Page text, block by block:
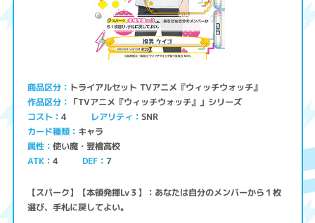
商品区分 トライアルセット TVアニメ『ウィッチウォッチ』
作品区分 「TVアニメ『ウィッチウォッチ』」シリーズ
コスト 4 レアリティ SNR
カード種類 キャラ
属性 使い魔・翌檜高校
ATK 4 DEF 7
【スパーク】【本領発揮Lv３】：あなたは自分のメンバーから１枚
選び、手札に戻してよい。